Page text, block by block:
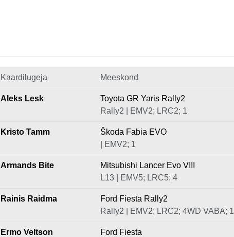
Kaardilugeja Meeskond
Aleks Lesk
Toyota GR Yaris Rally2
Rally2 | EMV2; LRC2; 1
Kristo Tamm
Škoda Fabia EVO
| EMV2; 1
Armands Bite
Mitsubishi Lancer Evo VIII
L13 | EMV5; LRC5; 4
Rainis Raidma
Ford Fiesta Rally2
Rally2 | EMV2; LRC2; 4WD VABA; 1
Ermo Veltson
Ford Fiesta